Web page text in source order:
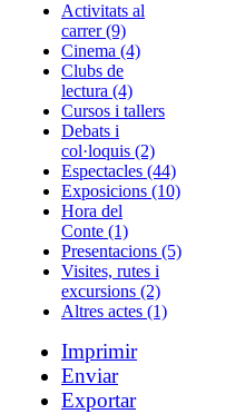
Activitats al
carrer (9)
Cinema (4)
Clubs de
lectura (4)
Cursos i tallers
Debats i
col·loquis (2)
Espectacles (44)
Exposicions (10)
Hora del
Conte (1)
Presentacions (5)
Visites, rutes i
excursions (2)
Altres actes (1)
Imprimir
Enviar
Exportar